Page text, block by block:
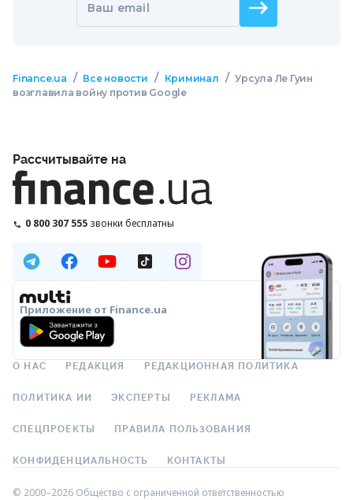
Ваш email
Finance.ua / Все новости / Криминал / Урсула Ле Гуин
возглавила войну против Google
Рассчитывайте на
0 800 307 555 звонки бесплатны
Приложение от Finance.ua
О НАС РЕДАКЦИЯ РЕДАКЦИОННАЯ ПОЛИТИКА
ПОЛИТИКА ИИ ЭКСПЕРТЫ РЕКЛАМА
СПЕЦПРОЕКТЫ ПРАВИЛА ПОЛЬЗОВАНИЯ
КОНФИДЕНЦИАЛЬНОСТЬ КОНТАКТЫ
© 2000–2026 Общество с ограниченной ответственностью